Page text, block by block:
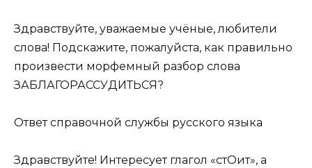
Здравствуйте, уважаемые учёные, любители
слова! Подскажите, пожалуйста, как правильно
произвести морфемный разбор слова
ЗАБЛАГОРАССУДИТЬСЯ?
Ответ справочной службы русского языка
Здравствуйте! Интересует глагол «стОит», а